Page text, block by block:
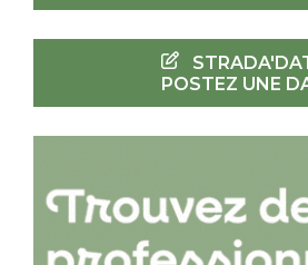
POSTEZ UNE